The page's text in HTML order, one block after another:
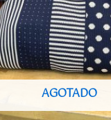
AGOTADO